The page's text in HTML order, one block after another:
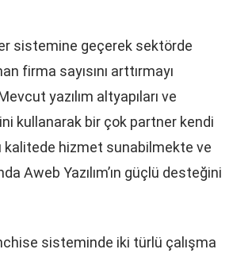
sistemine geçerek sektörde
firma sayısını arttırmayı
yazılım altyapıları ve
kullanarak bir çok partner kendi
kalitede hizmet sunabilmekte ve
Aweb Yazılım’ın güçlü desteğini
sisteminde iki türlü çalışma